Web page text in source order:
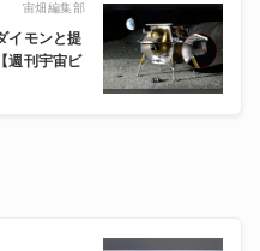
宙畑編集部
イモンと提
週刊宇宙ビ